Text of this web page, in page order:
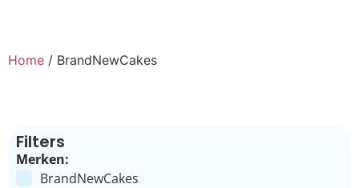
Home / BrandNewCakes
Filters
Merken:
BrandNewCakes